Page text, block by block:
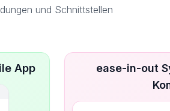
und Schnittstellen
App
ease-in-out